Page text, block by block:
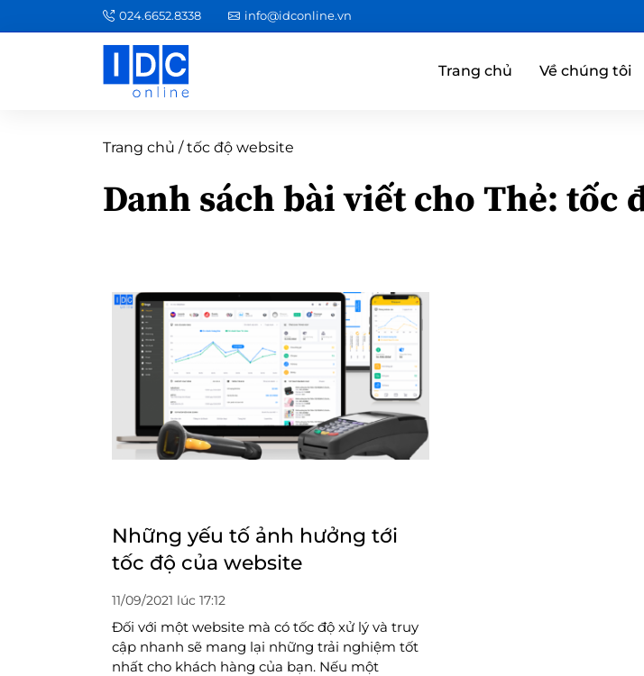
024.6652.8338 info@idconline.vn
Trang chủ Về chúng tôi
Trang chủ /tốc độ website
Danh sách bài viết cho Thẻ: tốc
Những yếu tố ảnh hưởng tới
tốc độ của website
11/09/2021 lúc 17:12
Đối với một website mà có tốc độ xử lý và truy
cập nhanh sẽ mang lại những trải nghiệm tốt
nhất cho khách hàng của bạn. Nếu một